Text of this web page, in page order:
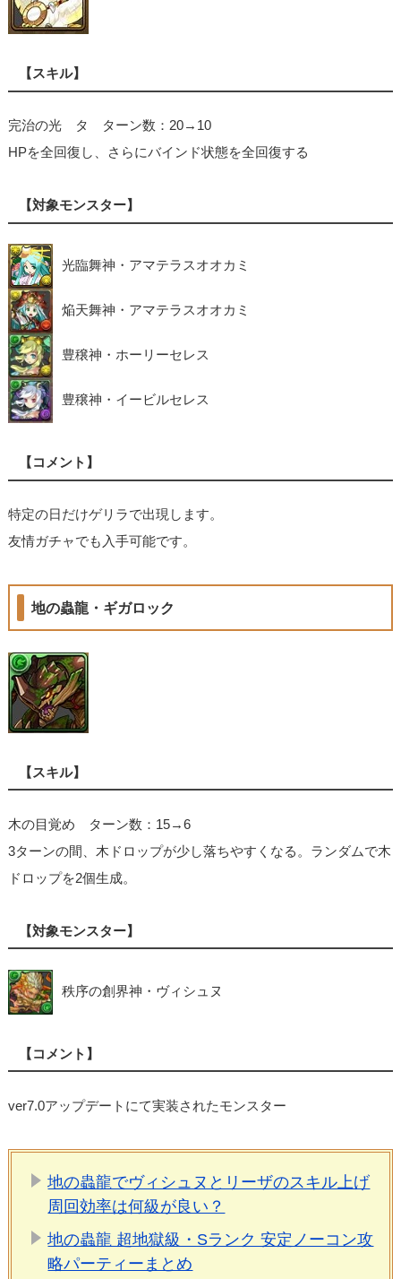
【スキル】
完治の光 タ ターン数：20→10
HPを全回復し、さらにバインド状態を全回復する
【対象モンスター】
光臨舞神・アマテラスオオカミ
焔天舞神・アマテラスオオカミ
豊穣神・ホーリーセレス
豊穣神・イービルセレス
【コメント】
特定の日だけゲリラで出現します。
友情ガチャでも入手可能です。
地の蟲龍・ギガロック
【スキル】
木の目覚め ターン数：15→6
3ターンの間、木ドロップが少し落ちやすくなる。ランダムで木
ドロップを2個生成。
【対象モンスター】
秩序の創界神・ヴィシュヌ
【コメント】
ver7.0アップデートにて実装されたモンスター
地の蟲龍でヴィシュヌとリーザのスキル上げ
周回効率は何級が良い？
地の蟲龍 超地獄級・Sランク 安定ノーコン攻
略パーティーまとめ